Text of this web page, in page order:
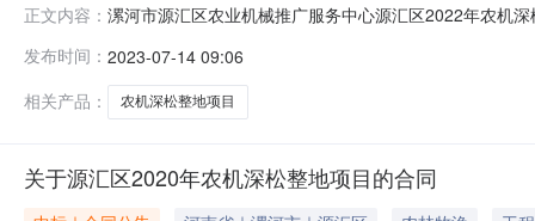
正文内容： 漯河市源汇区农业机械推广服务中心源汇区2022年农机
发布时间： 2023-07-14 09:06
相关产品：
农机深松整地项目
关于源汇区2020年农机深松整地项目的合同